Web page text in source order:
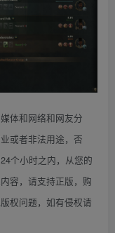
体和网络和网友分
或者非法用途，否
个小时之内，从您的
容，请支持正版，购
权问题，如有侵权请